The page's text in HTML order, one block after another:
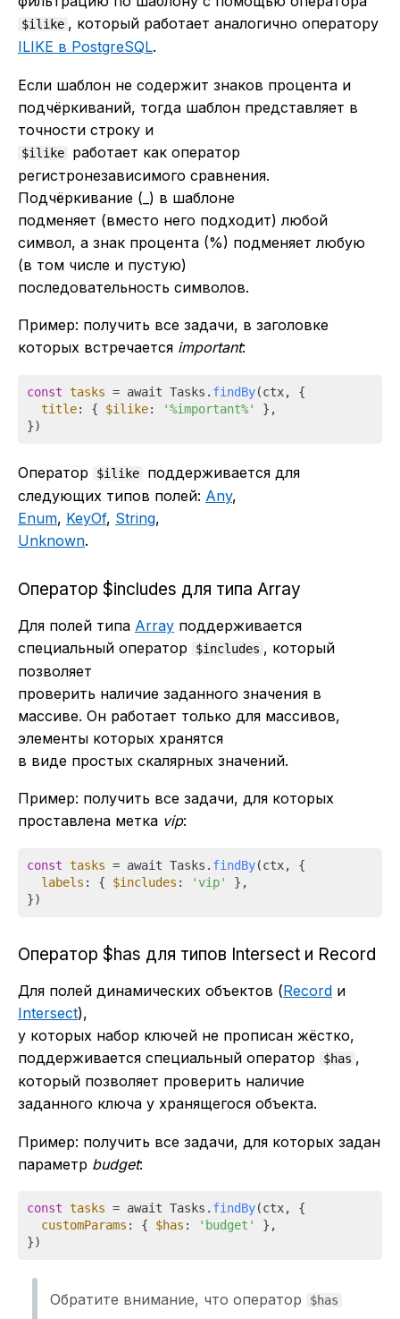
$ilike , который работает аналогично оператору
ILIKE в PostgreSQL.
Если шаблон не содержит знаков процента и
подчёркиваний, тогда шаблон представляет в
точности строку и
$ilike
работает как оператор
регистронезависимого сравнения.
Подчёркивание (_) в шаблоне
подменяет (вместо него подходит) любой
символ, а знак процента (%) подменяет любую
(в том числе и пустую)
последовательность символов.
Пример: получить все задачи, в заголовке
которых встречается important:
const tasks = await Tasks. findBy(ctx, {
title: { $ilike: '%important%'
},
Оператор $ilike
поддерживается для
следующих типов полей: Any,
Enum, KeyOf, String,
Unknown.
Оператор $includes для типа Array
Для полей типа Array поддерживается
специальный оператор
$includes , который
позволяет
проверить наличие заданного значения в
массиве. Он работает только для массивов,
элементы которых хранятся
в виде простых скалярных значений.
Пример: получить все задачи, для которых
проставлена метка vip:
const tasks = await Tasks. findBy(ctx, {
labels : { $includes : 'vip'
},
Оператор $has для типов Intersect и Record
Для полей динамических объектов (Record и
Intersect),
у которых набор ключей не прописан жёстко,
поддерживается специальный оператор
$has ,
который позволяет проверить наличие
заданного ключа у хранящегося объекта.
Пример: получить все задачи, для которых задан
параметр budget:
const tasks = await Tasks. findBy(ctx, {
customParams : { $has : 'budget'
},
Обратите внимание, что оператор $has